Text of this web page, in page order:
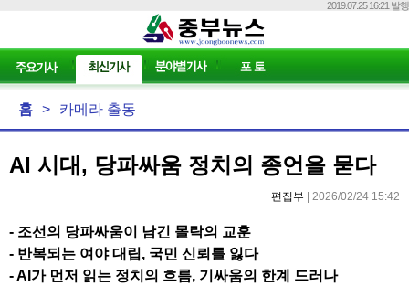
2019.07.25 16:21 발행
홈 > 카메라 출동
AI 시대, 당파싸움 정치의 종언을 묻다
편집부 | 2026/02/24 15:42
- 조선의 당파싸움이 남긴 몰락의 교훈
- 반복되는 여야 대립, 국민 신뢰를 잃다
- AI 가 먼저 읽는 정치의 흐름, 기싸움의 한계 드러나